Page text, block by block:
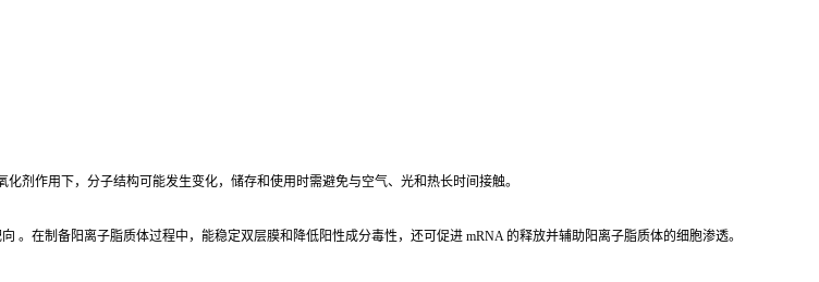
剂作用下，分子结构可能发生变化，储存和使用时需避免与空气、光和热长时间接触。
在制备阳离子脂质体过程中，能稳定双层膜和降低阳性成分毒性，还可促进 mRNA 的释放并辅助阳离子脂质体的细胞渗透。